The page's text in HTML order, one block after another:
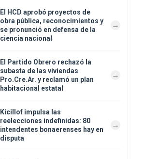
El HCD aprobó proyectos de
obra pública, reconocimientos y
se pronunció en defensa de la
ciencia nacional
El Partido Obrero rechazó la
subasta de las viviendas
Pro.Cre.Ar. y reclamó un plan
habitacional estatal
Kicillof impulsa las
reelecciones indefinidas: 80
intendentes bonaerenses hay en
disputa